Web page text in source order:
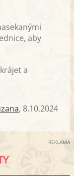
aby
a
, 8.10.2024
REKLAMA